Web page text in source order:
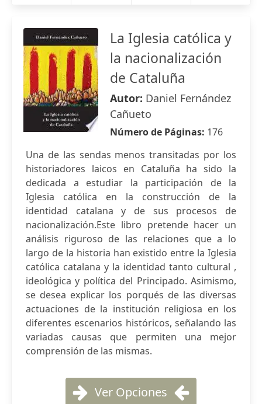
La Iglesia católica y
la nacionalización
de Cataluña
Autor: Daniel Fernández
Cañueto
Número de Páginas: 176
Una de las sendas menos transitadas por los
historiadores laicos en Cataluña ha sido la
dedicada a estudiar la participación de la
Iglesia católica en la construcción de la
identidad catalana y de sus procesos de
nacionalización.Este libro pretende hacer un
análisis riguroso de las relaciones que a lo
largo de la historia han existido entre la Iglesia
católica catalana y la identidad tanto cultural ,
ideológica y política del Principado. Asimismo,
se desea explicar los porqués de las diversas
actuaciones de la institución religiosa en los
diferentes escenarios históricos, señalando las
variadas causas que permiten una mejor
comprensión de las mismas.
Ver Opciones